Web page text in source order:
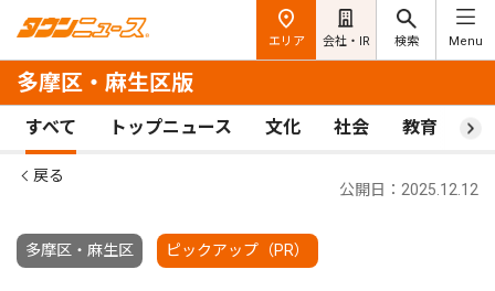
エリア 会社・IR 検索 Menu
多摩区・麻生区版
すべて トップニュース 文化 社会 教育 ス
戻る
多摩区・麻生区 ピックアップ（PR）
公開日：2025.12.12